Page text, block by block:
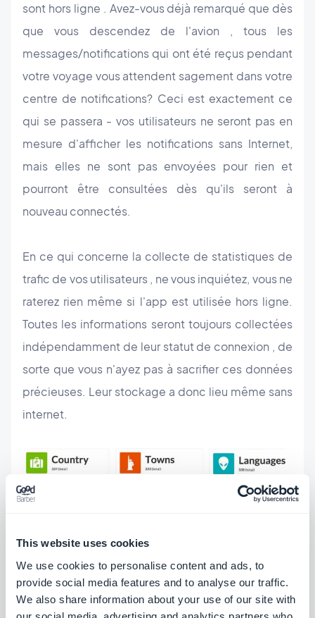
This website uses cookies
We use cookies to personalise content and ads, to
provide social media features and to analyse our traffic.
We also share information about your use of our site with
sont hors ligne . Avez-vous déjà remarqué que dès
que vous descendez de l'avion , tous les
messages/notifications qui ont été reçus pendant
votre voyage vous attendent sagement dans votre
centre de notifications? Ceci est exactement ce
qui se passera - vos utilisateurs ne seront pas en
mesure d'afficher les notifications sans Internet,
mais elles ne sont pas envoyées pour rien et
pourront être consultées dès qu'ils seront à
nouveau connectés.
En ce qui concerne la collecte de statistiques de
trafic de vos utilisateurs , ne vous inquiétez, vous ne
raterez rien même si l'app est utilisée hors ligne.
Toutes les informations seront toujours collectées
indépendamment de leur statut de connexion , de
sorte que vous n'ayez pas à sacrifier ces données
précieuses. Leur stockage a donc lieu même sans
internet.